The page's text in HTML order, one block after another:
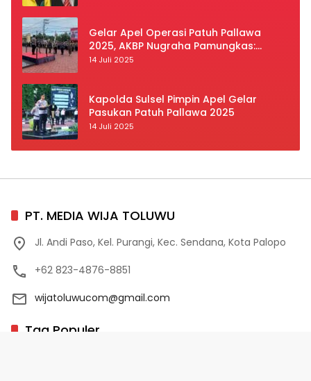
Gelar Apel Operasi Patuh Pallawa
2025, AKBP Nugraha Pamungkas:
Kedisiplinan dan Keselamatan Jadi
14 Juli 2025
Kapolda Sulsel Pimpin Apel Gelar
Pasukan Patuh Pallawa 2025
14 Juli 2025
PT. MEDIA WIJA TOLUWU
Jl. Andi Paso, Kel. Purangi, Kec. Sendana, Kota Palopo
+62 823-4876-8851
wijatoluwucom@gmail.com
Tag Populer